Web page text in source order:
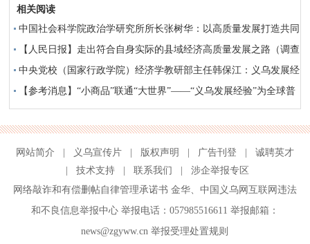
相关阅读
中国社会科学院政治学研究所所长张树华：以高质量发展打造共同
富裕新样板
【人民日报】走出符合自身实际的县域经济高质量发展之路（调查
与思考）——关于“义乌发展经验”的调查与思考
中央党校（国家行政学院）经济学教研部主任韩保江：义乌发展经
验是坚持人民至上 实事求是办事
【参考消息】“小商品”联通“大世界”——“义乌发展经验”为全球普
惠贸易提供中国方案
网站简介 义乌宣传片 版权声明 广告刊登
诚聘英才
技术支持 联系我们
涉企举报专区
网络敲诈和有偿删帖自律管理承诺书 金华、 中国义乌网互联网违法
和不良信息举报中心举报电话：057985516611 举报邮箱：
news@zgyww.cn举报受理处置规则